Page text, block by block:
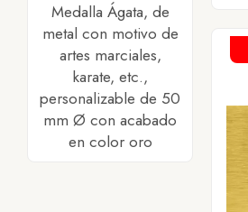
Medalla Ágata, de
metal con motivo de
artes marciales,
karate, etc.,
personalizable de 50
mm Ø con acabado
en color oro